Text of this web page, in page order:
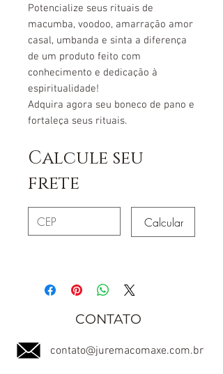
Potencialize seus rituais de
macumba, voodoo, amarração amor
casal, umbanda e sinta a diferença
de um produto feito com
conhecimento e dedicação à
espiritualidade!
Adquira agora seu boneco de pano e
fortaleça seus rituais.
Calcule seu
frete
Calcular
CONTATO
contato@juremacomaxe.com.br